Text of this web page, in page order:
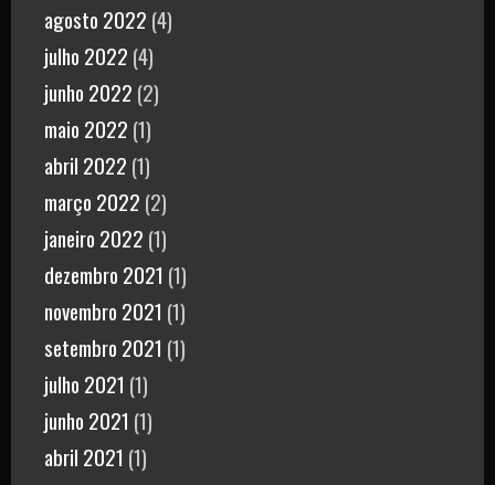
agosto 2022 (4)
julho 2022 (4)
junho 2022 (2)
maio 2022 (1)
abril 2022 (1)
março 2022 (2)
janeiro 2022 (1)
dezembro 2021 (1)
novembro 2021 (1)
setembro 2021 (1)
julho 2021 (1)
junho 2021 (1)
abril 2021 (1)